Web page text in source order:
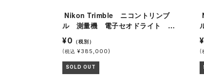
ル 測量機 電子セオドライト ト
ランシット NE-20SCⅡ 三脚付
¥0 （税別）
(税込 ¥385,000)
SOLD OUT
(